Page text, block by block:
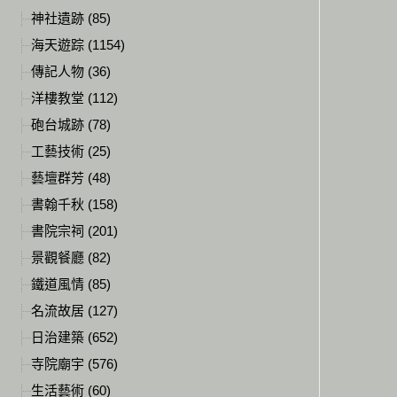
神社遺跡 (85)
海天遊踪 (1154)
傳記人物 (36)
洋樓教堂 (112)
砲台城跡 (78)
工藝技術 (25)
藝壇群芳 (48)
書翰千秋 (158)
書院宗祠 (201)
景觀餐廳 (82)
鐵道風情 (85)
名流故居 (127)
日治建築 (652)
寺院廟宇 (576)
生活藝術 (60)